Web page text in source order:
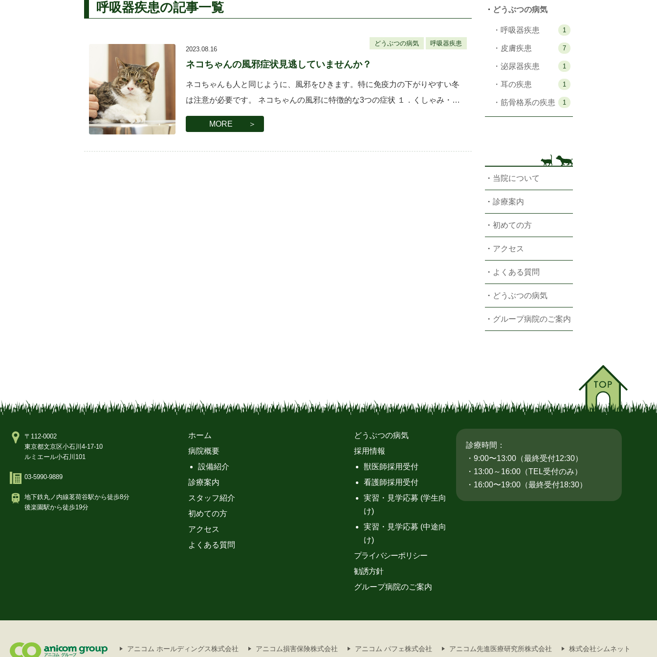
呼吸器疾患の記事一覧
どうぶつの病気
呼吸器疾患
2023.08.16
ネコちゃんの風邪症状見逃していませんか？
ネコちゃんも人と同じように、風邪をひきます。特に免疫力の下がりやすい冬
は注意が必要です。 ネコちゃんの風邪に特徴的な3つの症状 １．くしゃみ・鼻
水 風邪のウイルスはくしゃみや鼻水に混ざって、空気中に飛び散り、他のネコ
ちゃ […]
MORE ＞
・ どうぶつの病気
・呼吸器疾患 1
・皮膚疾患 7
・泌尿器疾患 1
・耳の疾患 1
・筋骨格系の疾患 1
・ 当院について
・ 診療案内
・ 初めての方
・ アクセス
・ よくある質問
・ どうぶつの病気
・ グループ病院のご案内
〒112-0002
東京都文京区小石川4-17-10
ルミエール小石川101
03-5990-9889
地下鉄丸ノ内線茗荷谷駅から徒歩8分
後楽園駅から徒歩19分
ホーム
病院概要
設備紹介
診療案内
スタッフ紹介
初めての方
アクセス
よくある質問
どうぶつの病気
採用情報
獣医師採用受付
看護師採用受付
実習・見学応募 (学生向
け)
実習・見学応募 (中途向
け)
プライバシーポリシー
勧誘方針
グループ病院のご案内
診療時間：
・9:00〜13:00（最終受付12:30）
・13:00～16:00（TEL受付のみ）
・16:00〜19:00（最終受付18:30）
アニコム ホールディングス株式会社 アニコム損害保険株式会社 アニコム パフェ株式会社 アニコム先進医療研究所株式会社 株式会社シムネット